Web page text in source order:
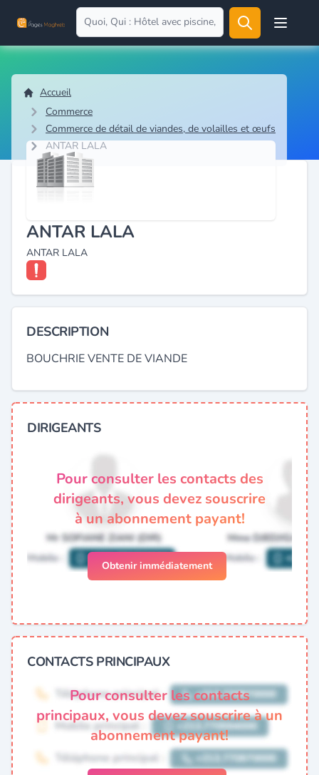
Open
Accueil
Commerce
Commerce de détail de viandes, de volailles et œufs
ANTAR LALA
ANTAR LALA
ANTAR LALA
DESCRIPTION
BOUCHRIE VENTE DE VIANDE
DIRIGEANTS
Pour consulter les contacts des
dirigeants, vous devez souscrire
à un abonnement payant!
Obtenir immédiatement
CONTACTS PRINCIPAUX
Pour consulter les contacts
principaux, vous devez souscrire à un
abonnement payant!